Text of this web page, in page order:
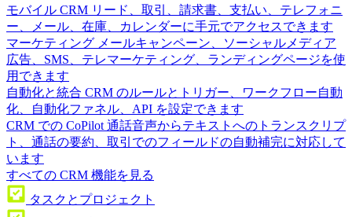
モバイル CRM リード、取引、請求書、支払い、テレフォニ
ー、メール、在庫、カレンダーに手元でアクセスできます
マーケティング メールキャンペーン、ソーシャルメディア
広告、SMS、テレマーケティング、ランディングページを使
用できます
自動化と統合 CRM のルールとトリガー、ワークフロー自動
化、自動化ファネル、API を設定できます
CRM での CoPilot 通話音声からテキストへのトランスクリプ
ト、通話の要約、取引でのフィールドの自動補完に対応して
います
すべての CRM 機能を見る
タスクとプロジェクト